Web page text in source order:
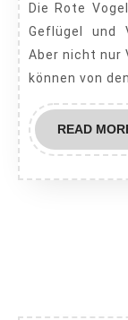
Die Rote Vogelmilbe ist ein kleiner Parasit, der für
Geflügel und
Aber nicht nur
können von
READ